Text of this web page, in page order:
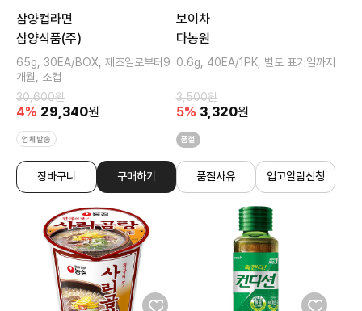
삼양컵라면
삼양식품(주)
65g, 30EA/BOX, 제조일로부터9
개월, 소컵
30,600원
4% 29,340원
업체발송
장바구니 구매하기
보이차
다농원
0.6g, 40EA/1PK, 별도 표기일까지
3,500원
5% 3,320원
품절
품절사유 입고알림신청